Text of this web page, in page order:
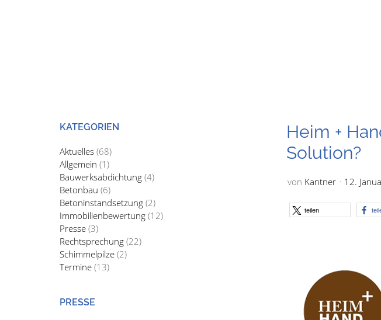
Heim +
Solution?
von Kantner 12.
teilen
KATEGORIEN
Aktuelles (68)
Allgemein (1)
Bauwerksabdichtung (4)
Betonbau (6)
Betoninstandsetzung (2)
Immobilienbewertung (12)
Presse (3)
Rechtsprechung (22)
Schimmelpilze (2)
Termine (13)
PRESSE